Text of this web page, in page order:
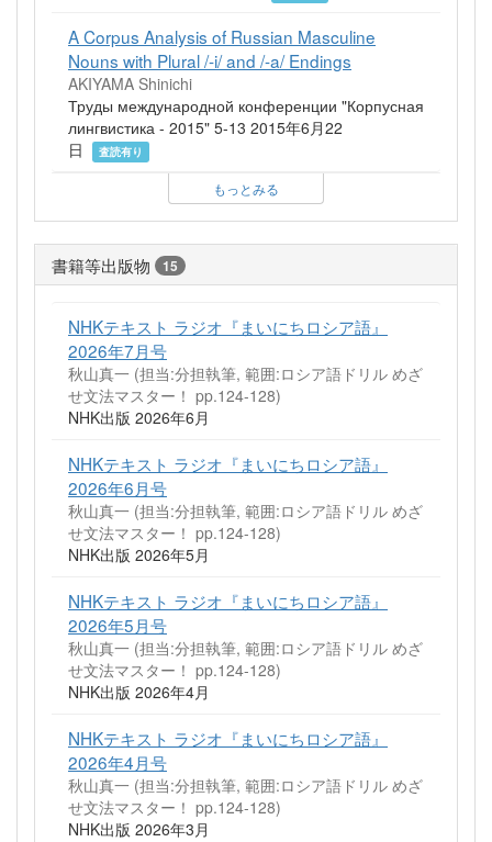
A Corpus Analysis of Russian Masculine
Nouns with Plural /-i/ and /-a/ Endings
AKIYAMA Shinichi
Труды международной конференции "Корпусная
лингвистика - 2015" 5-13 2015年6月22
日
査読有り
もっとみる
書籍等出版物 15
NHKテキスト ラジオ『まいにちロシア語』
2026年7月号
秋山真一 (担当:分担執筆, 範囲:ロシア語ドリル めざ
せ文法マスター！ pp.124-128)
NHK出版 2026年6月
NHKテキスト ラジオ『まいにちロシア語』
2026年6月号
秋山真一 (担当:分担執筆, 範囲:ロシア語ドリル めざ
せ文法マスター！ pp.124-128)
NHK出版 2026年5月
NHKテキスト ラジオ『まいにちロシア語』
2026年5月号
秋山真一 (担当:分担執筆, 範囲:ロシア語ドリル めざ
せ文法マスター！ pp.124-128)
NHK出版 2026年4月
NHKテキスト ラジオ『まいにちロシア語』
2026年4月号
秋山真一 (担当:分担執筆, 範囲:ロシア語ドリル めざ
せ文法マスター！ pp.124-128)
NHK出版 2026年3月